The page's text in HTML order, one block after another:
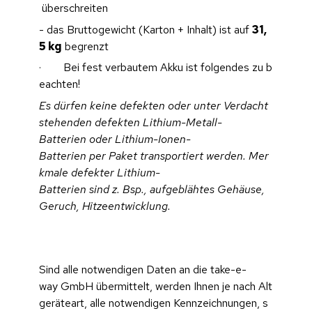
überschreiten
- das Bruttogewicht (Karton + Inhalt) ist auf 31,
5 kg begrenzt
·        Bei fest verbautem Akku ist folgendes zu b
eachten!
Es dürfen keine defekten oder unter Verdacht
stehenden defekten Lithium-Metall-
Batterien oder Lithium-Ionen-
Batterien per Paket transportiert werden. Mer
kmale defekter Lithium-
Batterien sind z. Bsp., aufgeblähtes Gehäuse,
Geruch, Hitzeentwicklung.
Sind alle notwendigen Daten an die take-e-
way GmbH übermittelt, werden Ihnen je nach Alt
geräteart, alle notwendigen Kennzeichnungen, s